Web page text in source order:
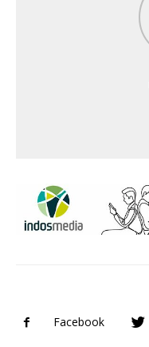
Facebook